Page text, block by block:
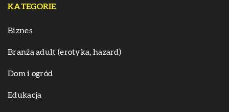
KATEGORIE
Biznes
Branża adult (erotyka, hazard)
Dom i ogród
Edukacja